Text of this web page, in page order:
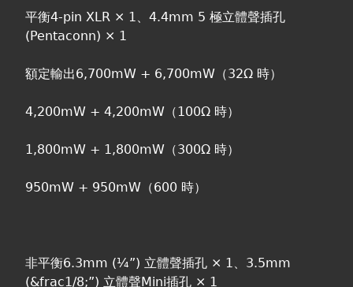
平衡4-pin XLR × 1、4.4mm 5 極立體聲插孔
(Pentaconn) × 1
額定輸出6,700mW + 6,700mW（32Ω 時）
4,200mW + 4,200mW（100Ω 時）
1,800mW + 1,800mW（300Ω 時）
950mW + 950mW（600 時）
非平衡6.3mm (¼”) 立體聲插孔 × 1、3.5mm
(&frac1/8;”) 立體聲Mini插孔 × 1